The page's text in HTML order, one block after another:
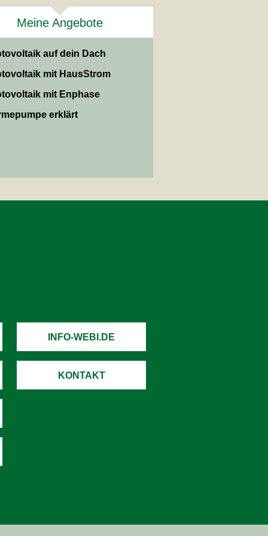
Meine Angebote
auf dein Dach
mit HausStrom
mit Enphase
erklärt
INFO-WEBI.DE
KONTAKT